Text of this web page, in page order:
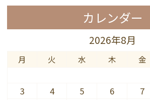
カレンダー
2026年8月
月 火 水 木 金
3
4 5 6 7